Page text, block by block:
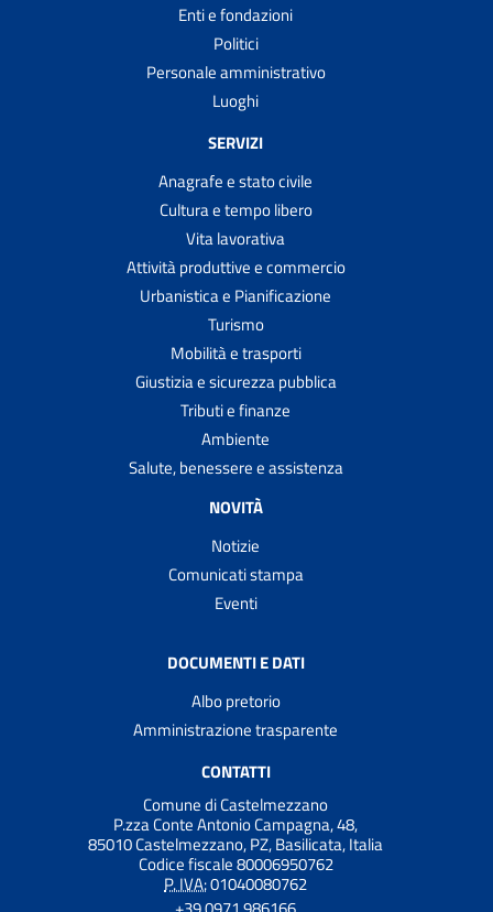
Enti e fondazioni
Politici
Personale amministrativo
Luoghi
SERVIZI
Anagrafe e stato civile
Cultura e tempo libero
Vita lavorativa
Attività produttive e commercio
Urbanistica e Pianificazione
Turismo
Mobilità e trasporti
Giustizia e sicurezza pubblica
Tributi e finanze
Ambiente
Salute, benessere e assistenza
NOVITÀ
Notizie
Comunicati stampa
Eventi
DOCUMENTI E DATI
Albo pretorio
Amministrazione trasparente
CONTATTI
Comune di Castelmezzano
P.zza Conte Antonio Campagna, 48,
85010 Castelmezzano, PZ, Basilicata, Italia
Codice fiscale 80006950762
P. IVA:01040080762